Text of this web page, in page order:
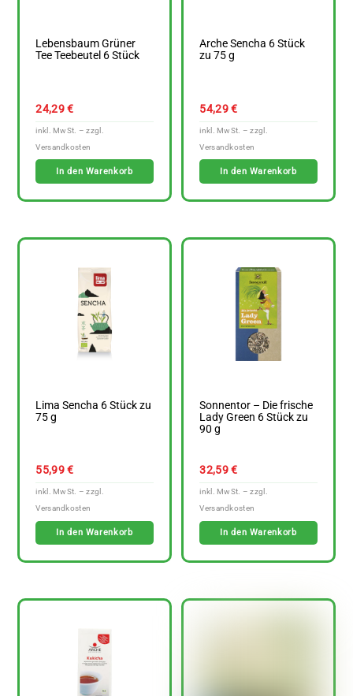
Lebensbaum Grüner
Tee Teebeutel 6 Stück
24,29€
In den Warenkorb
Arche Sencha 6 Stück
zu 75 g
54,29€
In den Warenkorb
Lima Sencha 6 Stück zu
75 g
55,99€
In den Warenkorb
Sonnentor – Die frische
Lady Green 6 Stück zu
90 g
32,59€
In den Warenkorb